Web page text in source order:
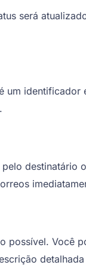
será
um
destinatário
possível. Você